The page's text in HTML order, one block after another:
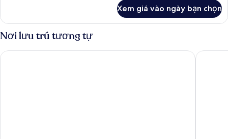
Premium
Xem giá vào ngày bạn chọn
Nơi lưu trú tương tự
Point A Edinburgh Haymarket